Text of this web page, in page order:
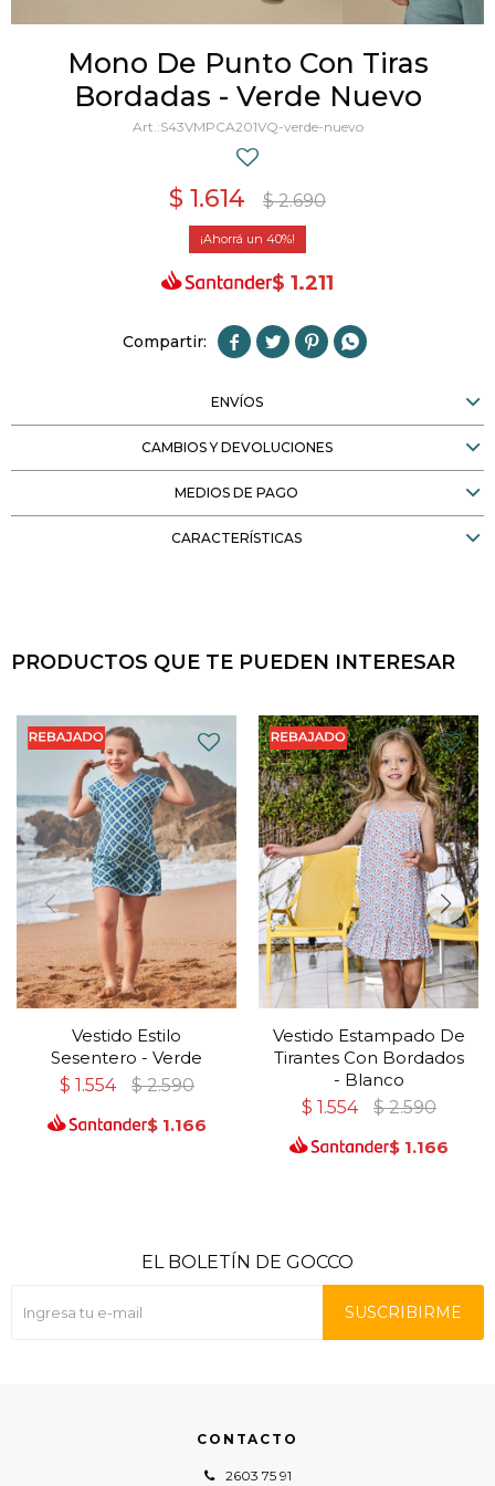
Mono De Punto Con Tiras
Bordadas - Verde Nuevo
S43VMPCA201VQ-verde-nuevo
$ 1.614 $ 2.690
40
$ 1.211
   
ENVÍOS
CAMBIOS Y DEVOLUCIONES
MEDIOS DE PAGO
CARACTERÍSTICAS
PRODUCTOS QUE TE PUEDEN INTERESAR
Vestido Estilo
Sesentero - Verde
$ 1.554 $ 2.590
$ 1.166
Vestido Estampado De
Tirantes Con Bordados
- Blanco
$ 1.554 $ 2.590
$ 1.166
CONTACTO
2603 75 91
EL BOLETÍN DE GOCCO
SUSCRIBIRME